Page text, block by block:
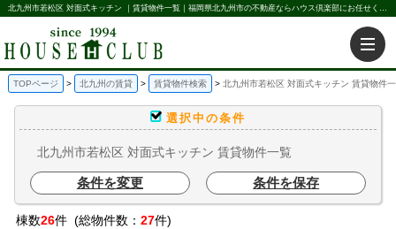
北九州市若松区 対面式キッチン ｜賃貸物件一覧｜福岡県北九州市の不動産ならハウス倶楽部にお任せください。北九州の賃貸・売買・不動産買取などを不動産に関することならなんでもお任せ。
TOPページ 北九州の賃貸 賃貸物件検索 北九州市若松区 対面式キッチン 賃貸物件
選択中の条件
北九州市若松区 対面式キッチン 賃貸物件一覧
条件を変更 条件を保存
棟数26件 (総物件数： 27件)